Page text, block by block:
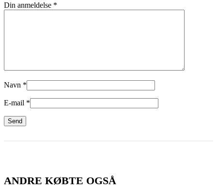
Din anmeldelse *
Navn *
E-mail *
ANDRE KØBTE OGSÅ